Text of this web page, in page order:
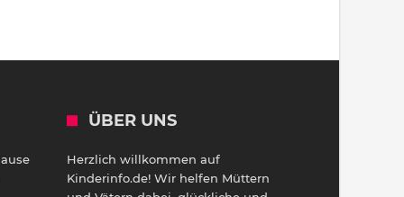
ÜBER UNS
Herzlich willkommen auf
Kinderinfo.de! Wir helfen Müttern